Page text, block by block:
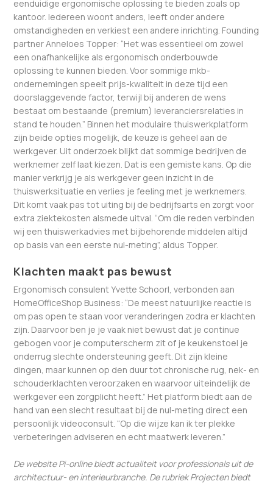
eenduidige ergonomische oplossing te bieden zoals op
kantoor. Iedereen woont anders, leeft onder andere
omstandigheden en verkiest een andere inrichting. Founding
partner Anneloes Topper: “Het was essentieel om zowel
een onafhankelijke als ergonomisch onderbouwde
oplossing te kunnen bieden. Voor sommige mkb-
ondernemingen speelt prijs-kwaliteit in deze tijd een
doorslaggevende factor, terwijl bij anderen de wens
bestaat om bestaande (premium) leveranciersrelaties in
stand te houden.” Binnen het modulaire thuiswerkplatform
zijn beide opties mogelijk, de keuze is geheel aan de
werkgever. Uit onderzoek blijkt dat sommige bedrijven de
werknemer zelf laat kiezen. Dat is een gemiste kans. Op die
manier verkrijg je als werkgever geen inzicht in de
thuiswerksituatie en verlies je feeling met je werknemers.
Dit komt vaak pas tot uiting bij de bedrijfsarts en zorgt voor
extra ziektekosten alsmede uitval. “Om die reden verbinden
wij een thuiswerkadvies met bijbehorende middelen altijd
op basis van een eerste nul-meting”, aldus Topper.
Klachten maakt pas bewust
Ergonomisch consulent Yvette Schoorl, verbonden aan
HomeOfficeShop Business: “De meest natuurlijke reactie is
om pas open te staan voor veranderingen zodra er klachten
zijn. Daarvoor ben je je vaak niet bewust dat je continue
gebogen voor je computerscherm zit of je keukenstoel je
onderrug slechte ondersteuning geeft. Dit zijn kleine
dingen, maar kunnen op den duur tot chronische rug, nek- en
schouderklachten veroorzaken en waarvoor uiteindelijk de
werkgever een zorgplicht heeft.” Het platform biedt aan de
hand van een slecht resultaat bij de nul-meting direct een
persoonlijk videoconsult. “Op die wijze kan ik ter plekke
verbeteringen adviseren en echt maatwerk leveren.”
De website Pi-online biedt actualiteit voor professionals uit de
architectuur- en interieurbranche. De rubriek Projecten biedt